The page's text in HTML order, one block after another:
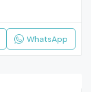
WhatsApp